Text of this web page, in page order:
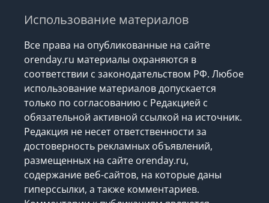
Использование материалов
Все права на опубликованные на сайте
orenday.ru материалы охраняются в
соответствии с законодательством РФ. Любое
использование материалов допускается
только по согласованию с Редакцией с
обязательной активной ссылкой на источник.
Редакция не несет ответственности за
достоверность рекламных объявлений,
размещенных на сайте orenday.ru,
содержание веб-сайтов, на которые даны
гиперссылки, а также комментариев.